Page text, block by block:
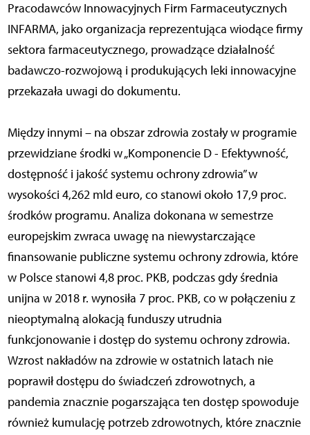
Pracodawców Innowacyjnych Firm Farmaceutycznych
INFARMA, jako organizacja reprezentująca wiodące firmy
sektora farmaceutycznego, prowadzące działalność
badawczo-rozwojową i produkujących leki innowacyjne
przekazała uwagi do dokumentu.
Między innymi – na obszar zdrowia zostały w programie
przewidziane środki w „Komponencie D - Efektywność,
dostępność i jakość systemu ochrony zdrowia” w
wysokości 4,262 mld euro, co stanowi około 17,9 proc.
środków programu. Analiza dokonana w semestrze
europejskim zwraca uwagę na niewystarczające
finansowanie publiczne systemu ochrony zdrowia, które
w Polsce stanowi 4,8 proc. PKB, podczas gdy średnia
unijna w 2018 r. wynosiła 7 proc. PKB, co w połączeniu z
nieoptymalną alokacją funduszy utrudnia
funkcjonowanie i dostęp do systemu ochrony zdrowia.
Wzrost nakładów na zdrowie w ostatnich latach nie
poprawił dostępu do świadczeń zdrowotnych, a
pandemia znacznie pogarszająca ten dostęp spowoduje
również kumulację potrzeb zdrowotnych, które znacznie